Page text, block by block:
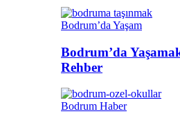
Bodrum’da Yaşam
Bodrum’da
Rehber
Bodrum Haber